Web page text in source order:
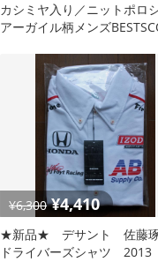
カシミヤ入り／ニットポロ
アーガイル柄メンズ
¥6,300 ¥4,410
★新品★ デサント 佐藤
ドライバーズシャツ